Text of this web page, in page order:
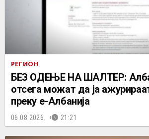
РЕГИОН
БЕЗ ОДЕЊЕ НА ШАЛТЕР:
отсега можат да ја
преку е-Албанија
06.08.2026. 21:21